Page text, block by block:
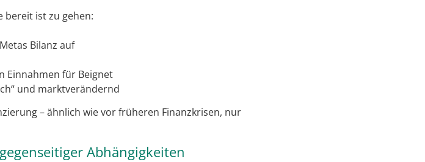
bereit ist zu gehen:
Bilanz auf
Einnahmen für Beignet
und marktverändernd
– ähnlich wie vor früheren Finanzkrisen, nur
Abhängigkeiten